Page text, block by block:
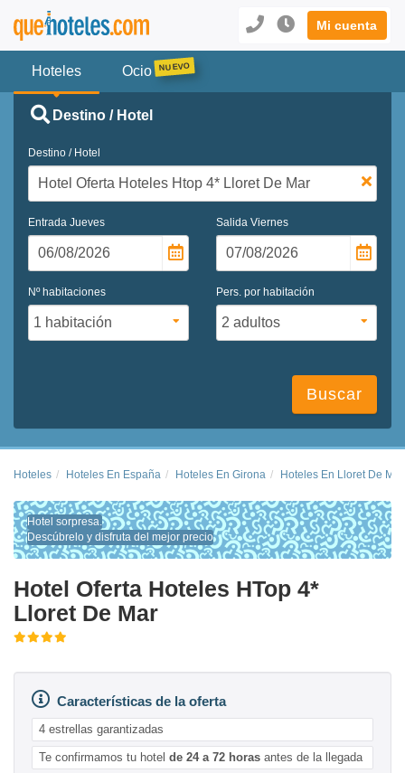
Mi cuenta
Hoteles Ocio
Destino / Hotel
Destino / Hotel
Entrada Jueves Salida Viernes
Nº habitaciones Pers. por habitación
Buscar
Hoteles Hoteles En España Hoteles En Girona Hoteles En Lloret De Mar
Hotel sorpresa.
Descúbrelo y disfruta del mejor precio
Hotel Oferta Hoteles HTop 4*
Lloret De Mar
Características de la oferta
4 estrellas garantizadas
Te confirmamos tu hotel de 24 a 72 horas antes de la llegada